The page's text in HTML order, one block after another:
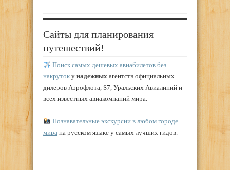
Сайты для планирования
путешествий!
Поиск самых дешевых авиабилетов без
накруток у надежных агентств официальных
дилеров Аэрофлота, S7, Уральских Авиалиний и
всех известных авиакомпаний мира.
Познавательные экскурсии в любом городе
мира на русском языке у самых лучших гидов.